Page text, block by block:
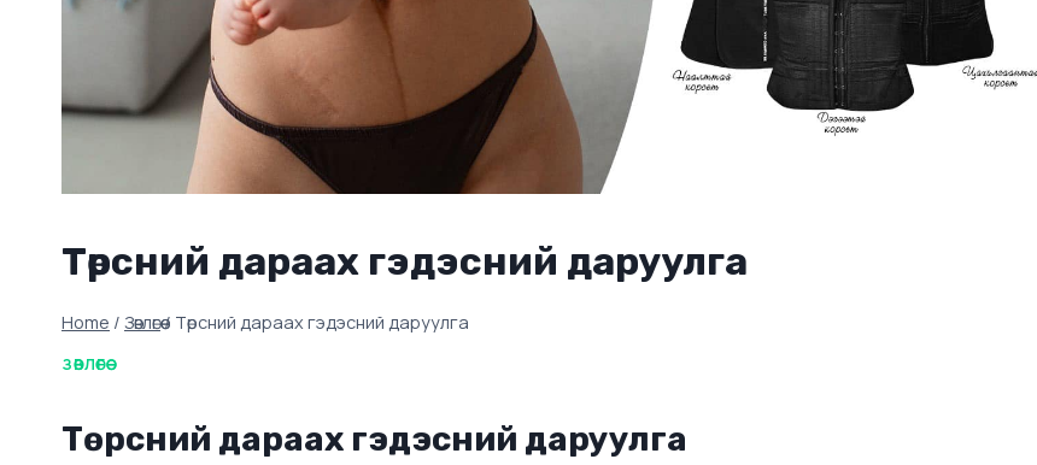
Төрсний дараах гэдэсний даруулга
Home / Зөвлөгөө/ Төрсний дараах гэдэсний даруулга
ЗӨВЛӨГӨӨ
Төрсний дараах гэдэсний даруулга